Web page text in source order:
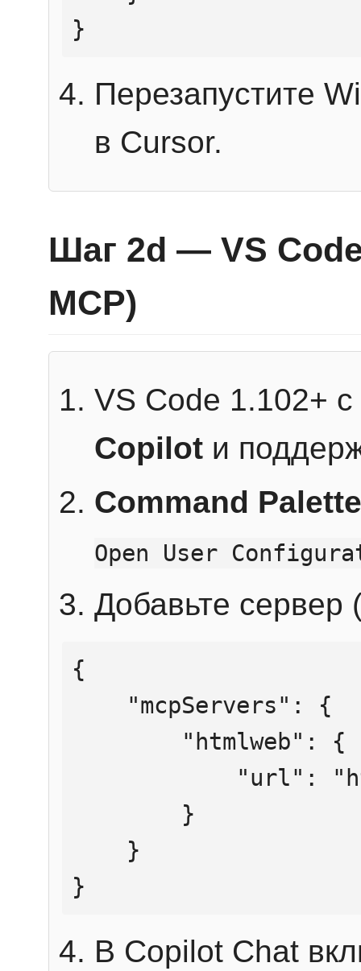
}
Перезапустите
в Cursor.
Шаг 2d — VS
MCP)
VS Code 1.102+
Copilot и
Command Palette
Open User
Добавьте сервер
{
}
В Copilot Chat